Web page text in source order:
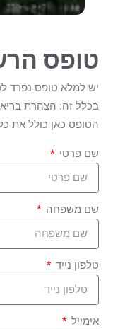
טופס
יש למלא טופס נפרד
בכלל זה: הצהרת
הטופס כאן כולל את
שם פרטי
שם משפחה
טלפון נייד
אימייל